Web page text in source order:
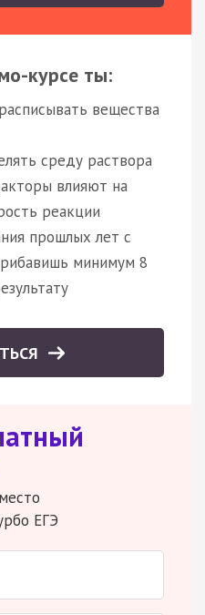
курсе ты:
вещества
среду раствора
влияют на
реакции
прошлых лет с
минимум 8
ЕГЭ